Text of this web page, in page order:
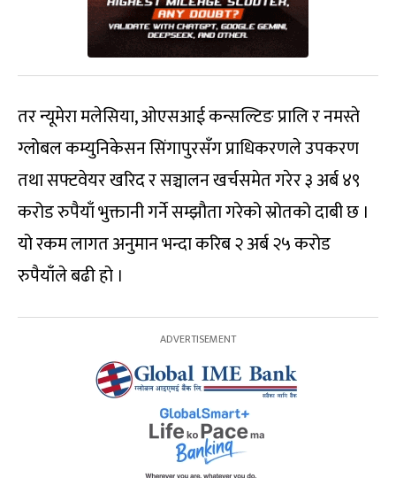
तर न्यूमेरा मलेसिया, ओएसआई कन्सल्टिङ प्रालि र नमस्ते
ग्लोबल कम्युनिकेसन सिंगापुरसँग प्राधिकरणले उपकरण
तथा सफ्टवेयर खरिद र सञ्चालन खर्चसमेत गरेर ३ अर्ब ४९
करोड रुपैयाँ भुक्तानी गर्ने सम्झौता गरेको स्रोतको दाबी छ ।
यो रकम लागत अनुमान भन्दा करिब २ अर्ब २५ करोड
रुपैयाँले बढी हो ।